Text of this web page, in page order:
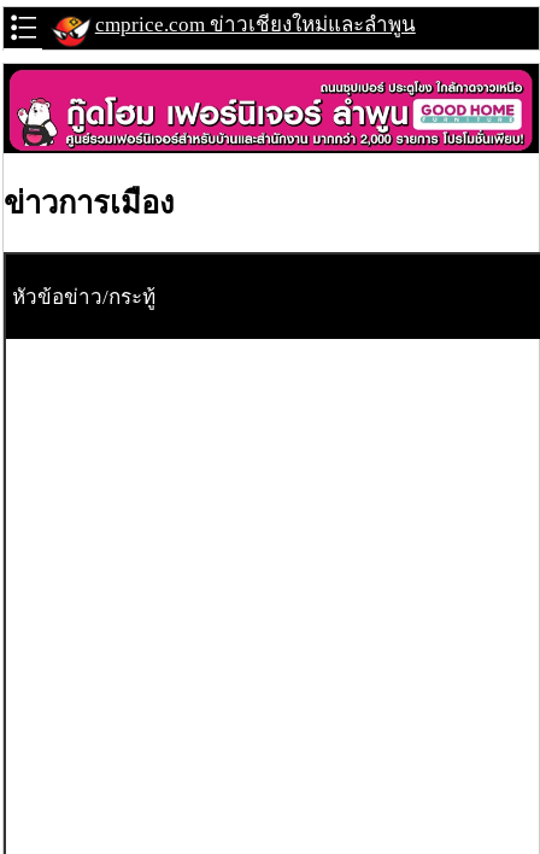
cmprice.com ข่าวเชียงใหม่และลำพูน
ข่าวการเมือง
หัวข้อข่าว/กระทู้